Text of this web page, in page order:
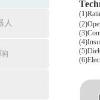
人